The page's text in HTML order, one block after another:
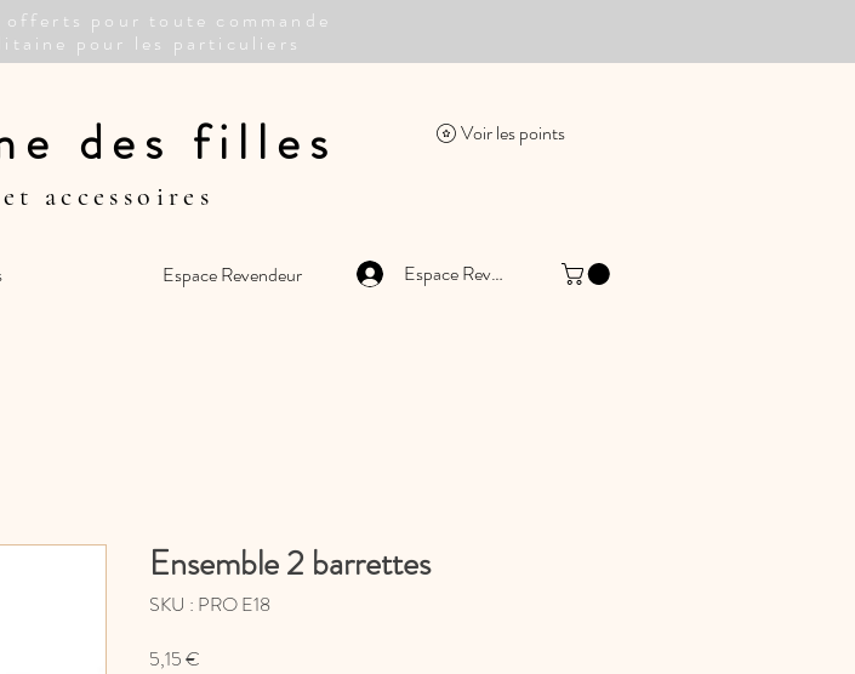
pour toute commande
pour les particuliers
des filles
accessoires
Voir les points
Espace Revendeur Espace Revendeur
Ensemble 2 barrettes
SKU : PRO E18
5,15 €